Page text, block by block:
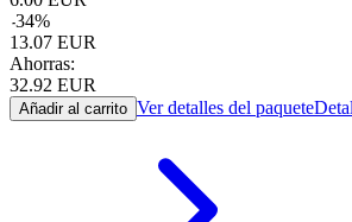
-34%
13.07 EUR
Ahorras:
32.92 EUR
Añadir al carrito Ver detalles del paquete